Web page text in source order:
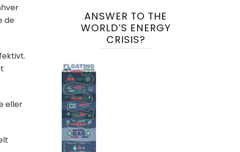
de
eller
ANSWER TO THE
WORLD’S ENERGY
CRISIS?